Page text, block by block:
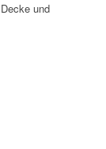
und